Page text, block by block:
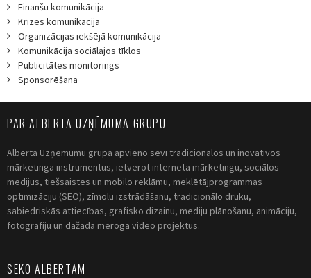
Finanšu komunikācija
Krīzes komunikācija
Organizācijas iekšējā komunikācija
Komunikācija sociālajos tīklos
Publicitātes monitorings
Sponsorēšana
PAR ALBERTA UZŅĒMUMA GRUPU
Alberta Uzņēmumu grupa apvieno sevī tradicionālos un inovatīvos
mārketinga instrumentus, ietverot interneta mārketingu, sociālos
medijus, tiešsaistes un mobilo reklāmu, meklētājprogrammas
optimizāciju (SEO), zīmolu izstrādāšanu, tradicionālo druku,
sabiedriskās attiecības, grafisko dizainu, mediju plānošanu, animāciju,
fotogrāfiju un dažāda mēroga video projektus.
SEKO ALBERTAM